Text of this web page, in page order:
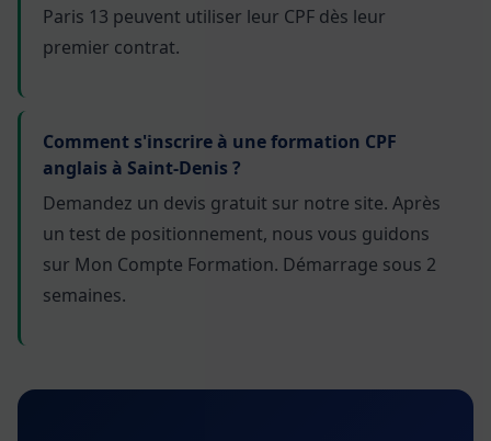
Paris 13 peuvent utiliser leur CPF dès leur
premier contrat.
Comment s'inscrire à une formation CPF
anglais à Saint-Denis ?
Demandez un devis gratuit sur notre site. Après
un test de positionnement, nous vous guidons
sur Mon Compte Formation. Démarrage sous 2
semaines.